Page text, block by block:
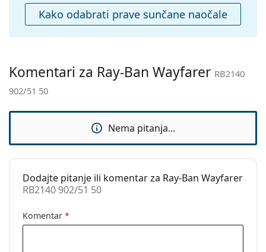
Spol:
Unisex
Kategorija:
Sunčane naočale
Upotreba:
Moda
Ne
Kako odabrati prave sunčane naočale
Komentari za Ray-Ban Wayfarer RB2140
902/51 50
Nema pitanja...
Dodajte pitanje ili komentar za Ray-Ban Wayfarer
RB2140 902/51 50
Komentar *